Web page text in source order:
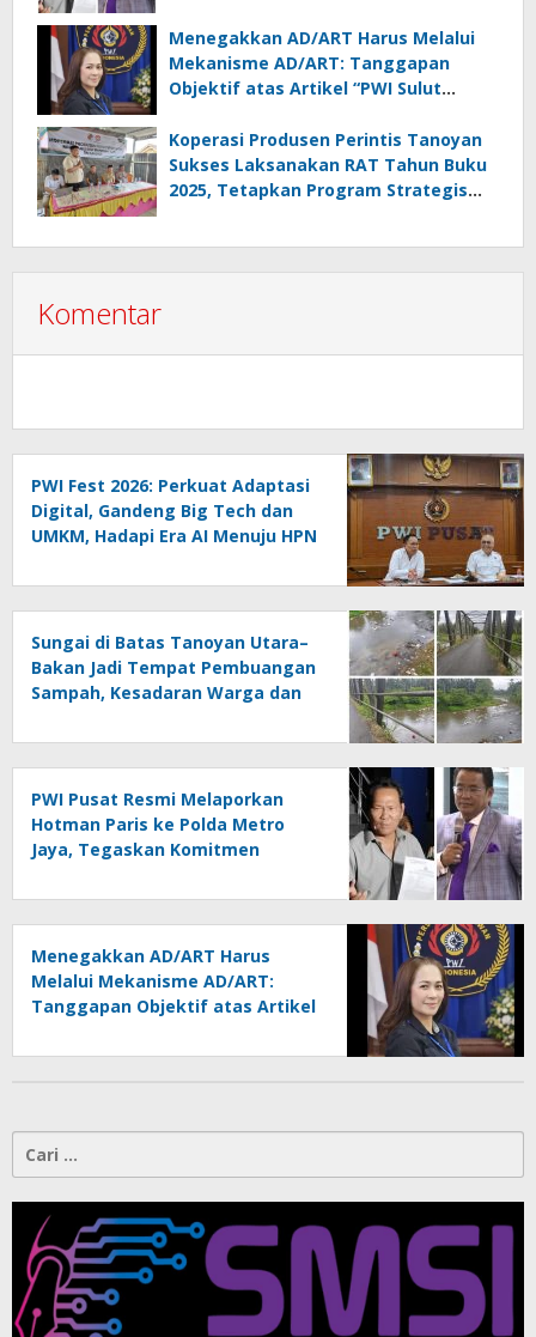
Menegakkan AD/ART Harus Melalui
Mekanisme AD/ART: Tanggapan
Objektif atas Artikel “PWI Sulut
Melanggar Aturan”
Koperasi Produsen Perintis Tanoyan
Sukses Laksanakan RAT Tahun Buku
2025, Tetapkan Program Strategis
Komentar
PWI Fest 2026: Perkuat Adaptasi
Digital, Gandeng Big Tech dan
UMKM, Hadapi Era AI Menuju HPN
Sungai di Batas Tanoyan Utara–
Bakan Jadi Tempat Pembuangan
Sampah, Kesadaran Warga dan
Dipertanyakan
PWI Pusat Resmi Melaporkan
Hotman Paris ke Polda Metro
Jaya, Tegaskan Komitmen
Menegakkan AD/ART Harus
Melalui Mekanisme AD/ART:
Tanggapan Objektif atas Artikel
Konspirasi Melanggar Aturan”
Cari
untuk: